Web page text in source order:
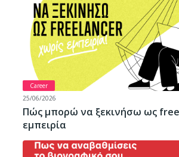
Career
25/06/2026
Πώς μπορώ να ξεκινήσω ως
εμπειρία